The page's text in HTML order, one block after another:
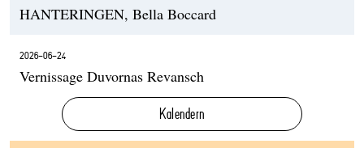
HANTERINGEN, Bella Boccard
2026-06-24
Vernissage Duvornas Revansch
Kalendern